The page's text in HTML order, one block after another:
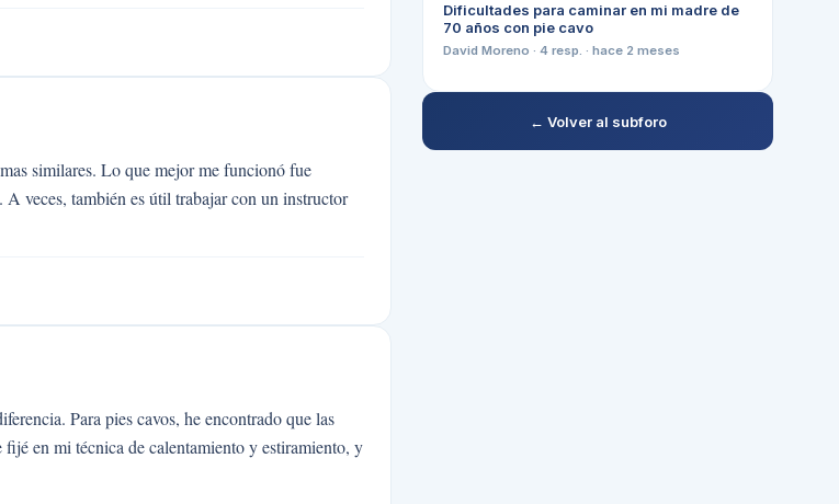
similares. Lo que mejor me funcionó fue
veces, también es útil trabajar con un instructor
Para pies cavos, he encontrado que las
en mi técnica de calentamiento y estiramiento, y
Dificultades para caminar en mi madre de
70 años con pie cavo
David Moreno · 4 resp. · hace 2 meses
← Volver al subforo